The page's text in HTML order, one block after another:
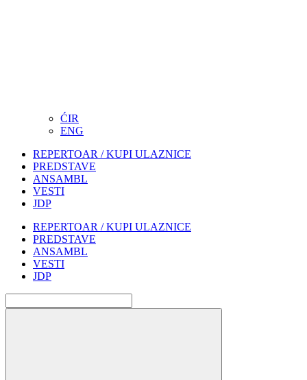
ĆIR
ENG
REPERTOAR / KUPI ULAZNICE
PREDSTAVE
ANSAMBL
VESTI
JDP
REPERTOAR / KUPI ULAZNICE
PREDSTAVE
ANSAMBL
VESTI
JDP